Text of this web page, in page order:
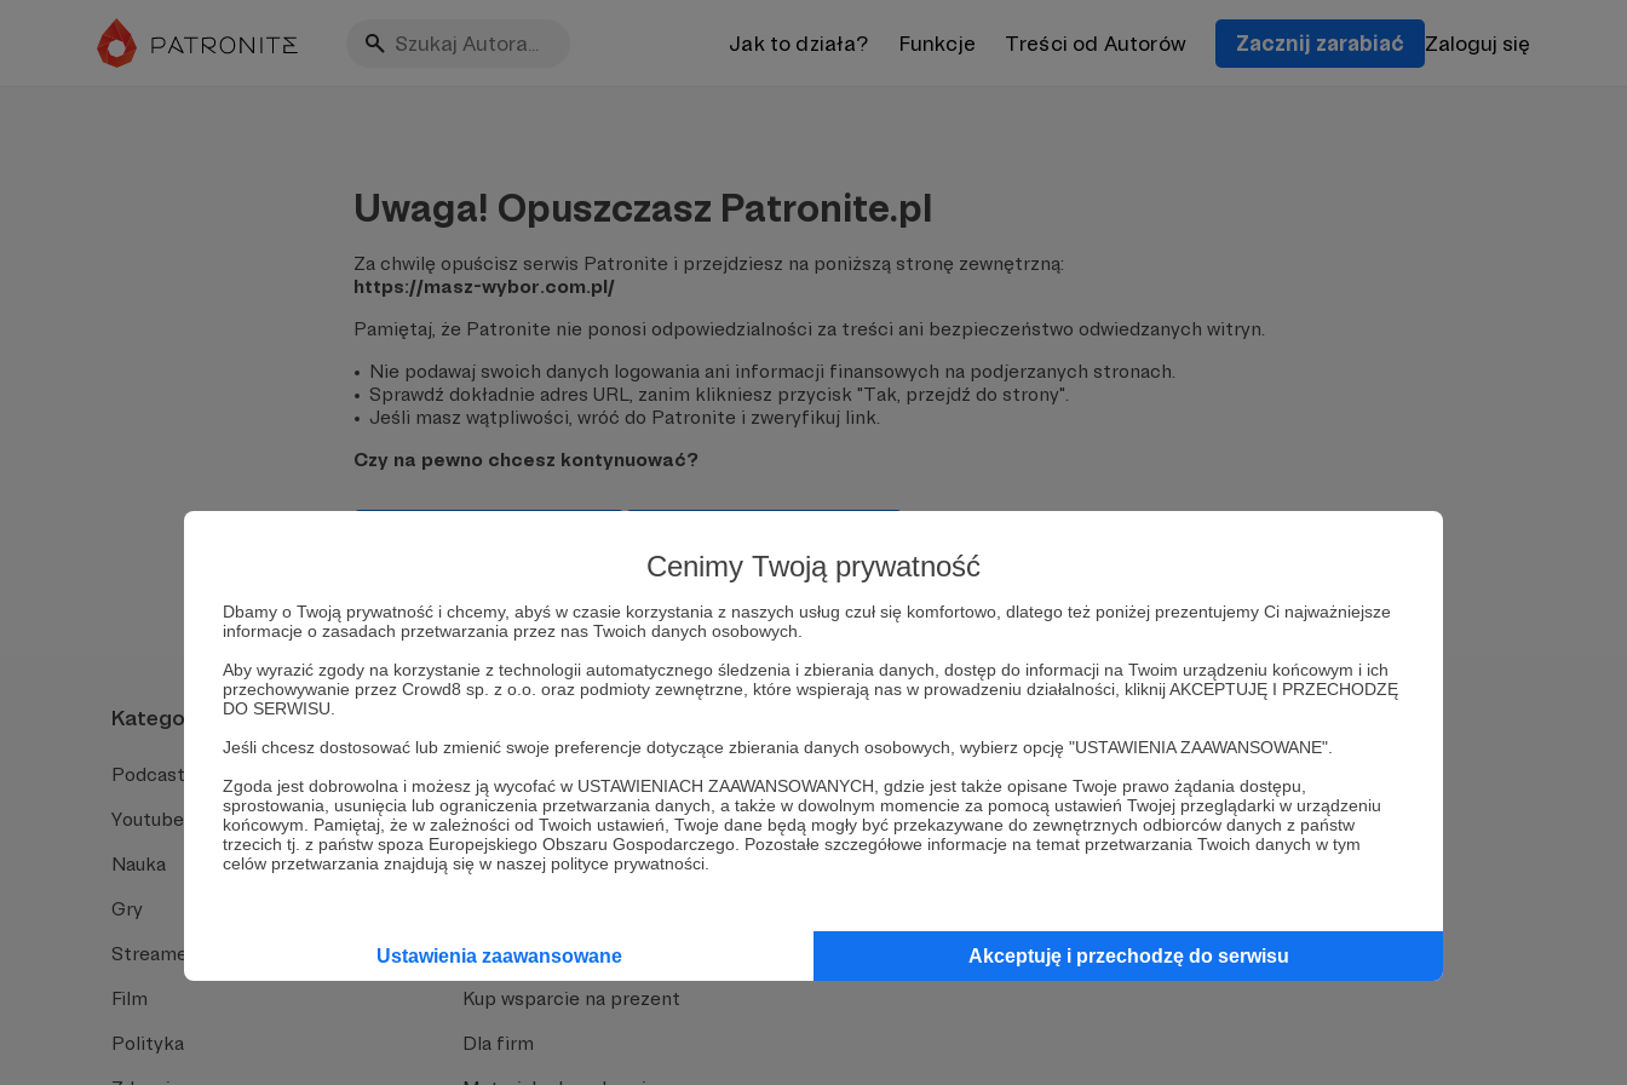
Cenimy Twoją prywatność
Dbamy o Twoją prywatność i chcemy, abyś w czasie korzystania z naszych usług czuł się komfortowo, dlatego też poniżej prezentujemy Ci najważniejsze
informacje o zasadach przetwarzania przez nas Twoich danych osobowych.
Aby wyrazić zgody na korzystanie z technologii automatycznego śledzenia i zbierania danych, dostęp do informacji na Twoim urządzeniu końcowym i ich
przechowywanie przez Crowd8 sp. z o.o. oraz podmioty zewnętrzne, które wspierają nas w prowadzeniu działalności, kliknij AKCEPTUJĘ I PRZECHODZĘ
DO SERWISU.
Jeśli chcesz dostosować lub zmienić swoje preferencje dotyczące zbierania danych osobowych, wybierz opcję "USTAWIENIA ZAAWANSOWANE".
Zgoda jest dobrowolna i możesz ją wycofać w USTAWIENIACH ZAAWANSOWANYCH, gdzie jest także opisane Twoje prawo żądania dostępu,
sprostowania, usunięcia lub ograniczenia przetwarzania danych, a także w dowolnym momencie za pomocą ustawień Twojej przeglądarki w urządzeniu
końcowym. Pamiętaj, że w zależności od Twoich ustawień, Twoje dane będą mogły być przekazywane do zewnętrznych odbiorców danych z państw
trzecich tj. z państw spoza Europejskiego Obszaru Gospodarczego. Pozostałe szczegółowe informacje na temat przetwarzania Twoich danych w tym
celów przetwarzania znajdują się w naszej polityce prywatności.
Ustawienia zaawansowane Akceptuję i przechodzę do serwisu
Jak to działa? Funkcje Treści od Autorów Zacznij zarabiać Zaloguj się
Uwaga! Opuszczasz Patronite.pl
Za chwilę opuścisz serwis Patronite i przejdziesz na poniższą stronę zewnętrzną:
https://masz-wybor.com.pl/
Pamiętaj, że Patronite nie ponosi odpowiedzialności za treści ani bezpieczeństwo odwiedzanych witryn.
Nie podawaj swoich danych logowania ani informacji finansowych na podjerzanych stronach.
Sprawdź dokładnie adres URL, zanim klikniesz przycisk "Tak, przejdź do strony".
Jeśli masz wątpliwości, wróć do Patronite i zweryfikuj link.
Czy na pewno chcesz kontynuować?
Kategorie
Podcast
Youtube
Nauka
Gry
Streamerzy
Film
Polityka
Jak to działa
Funkcje Patronite
Dlaczego Patronite?
Opinie Twórców
Kup wsparcie na prezent
Dla firm
MCN Patronite
Suppi.pl
FAQ
Kontakt z zespołem Patronite